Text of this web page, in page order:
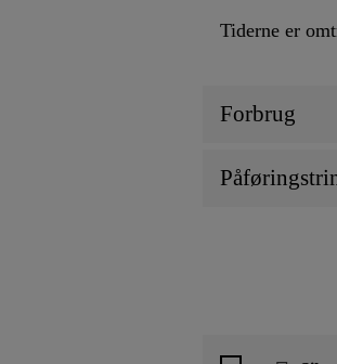
Tiderne er
Forbrug